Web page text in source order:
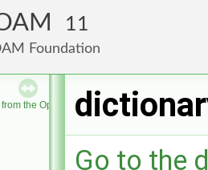
11
Foundation
the OpenFOAM Foundation
Go to the